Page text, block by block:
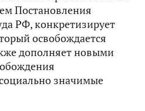
Постановления
РФ, конкретизирует
освобождается
дополняет новыми
значимые